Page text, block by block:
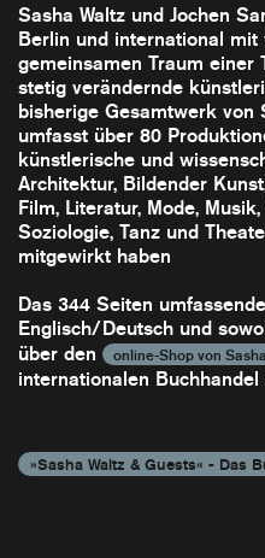
Sasha Waltz und Jochen
Berlin und international mit
gemeinsamen Traum einer
stetig verändernde
bisherige Gesamtwerk von
umfasst über 80
künstlerische und
Architektur, Bildender
Film, Literatur, Mode,
Soziologie, Tanz und
mitgewirkt haben
Das 344 Seiten
Englisch/Deutsch und
über den
online-Shop von
internationalen
»Sasha Waltz & Guests« - Das